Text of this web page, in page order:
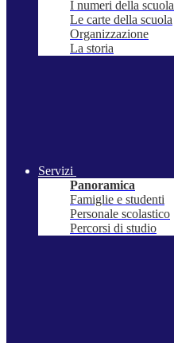
I numeri della scuola
Le carte della scuola
Organizzazione
La storia
Servizi
Panoramica
Famiglie e studenti
Personale scolastico
Percorsi di studio